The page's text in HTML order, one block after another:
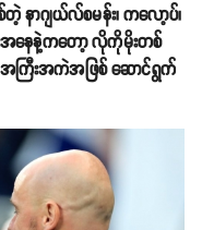
တဲ့ နာဂျယ်လ်စမန်း၊ ကလော့ပ်၊
နေနဲ့ကတော့ လိုကိုမိုးတစ်
အကြီးအကဲအဖြစ် ဆောင်ရွက်